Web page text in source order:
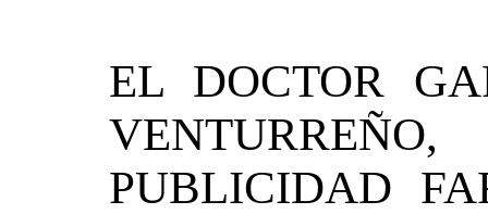
EL DOCTOR
PUBLICIDAD